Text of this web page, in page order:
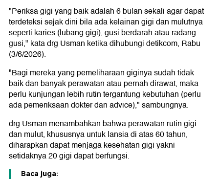
"Periksa gigi yang baik adalah 6 bulan sekali agar dapat
terdeteksi sejak dini bila ada kelainan gigi dan mulutnya
seperti karies (lubang gigi), gusi berdarah atau radang
gusi," kata drg Usman ketika dihubungi detikcom, Rabu
(3/6/2026).
"Bagi mereka yang pemeliharaan giginya sudah tidak
baik dan banyak perawatan atau pernah dirawat, maka
perlu kunjungan lebih rutin tergantung kebutuhan (perlu
ada pemeriksaan dokter dan advice)," sambungnya.
drg Usman menambahkan bahwa perawatan rutin gigi
dan mulut, khususnya untuk lansia di atas 60 tahun,
diharapkan dapat menjaga kesehatan gigi yakni
setidaknya 20 gigi dapat berfungsi.
Baca juga: